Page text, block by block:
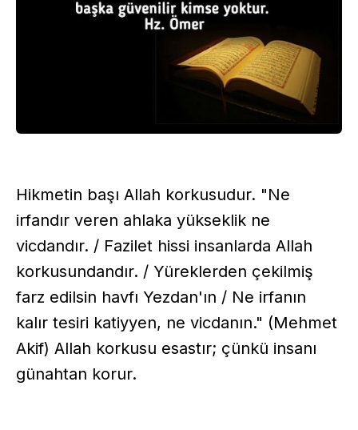
Hikmetin başı Allah korkusudur. "Ne
irfandır veren ahlaka yükseklik ne
vicdandır. / Fazilet hissi insanlarda Allah
korkusundandır. / Yüreklerden çekilmiş
farz edilsin havfı Yezdan'ın / Ne irfanın
kalır tesiri katiyyen, ne vicdanın." (Mehmet
Akif) Allah korkusu esastır; çünkü insanı
günahtan korur.